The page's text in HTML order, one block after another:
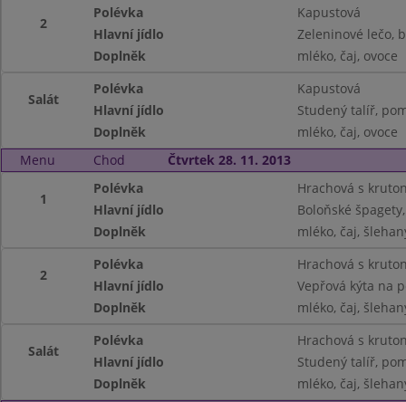
2
Polévka
Kapustová
Hlavní jídlo
Zeleninové lečo,
Doplněk
mléko, čaj, ovoce
Salát
Polévka
Kapustová
Hlavní jídlo
Studený talíř,
Doplněk
mléko, čaj, ovoce
Menu
Chod Čtvrtek 28. 11. 2013
1
Polévka
Hrachová s
Hlavní jídlo
Boloňské
Doplněk
mléko, čaj,
2
Polévka
Hrachová s
Hlavní jídlo
Vepřová kýta na
Doplněk
mléko, čaj,
Salát
Polévka
Hrachová s
Hlavní jídlo
Studený talíř,
Doplněk
mléko, čaj,